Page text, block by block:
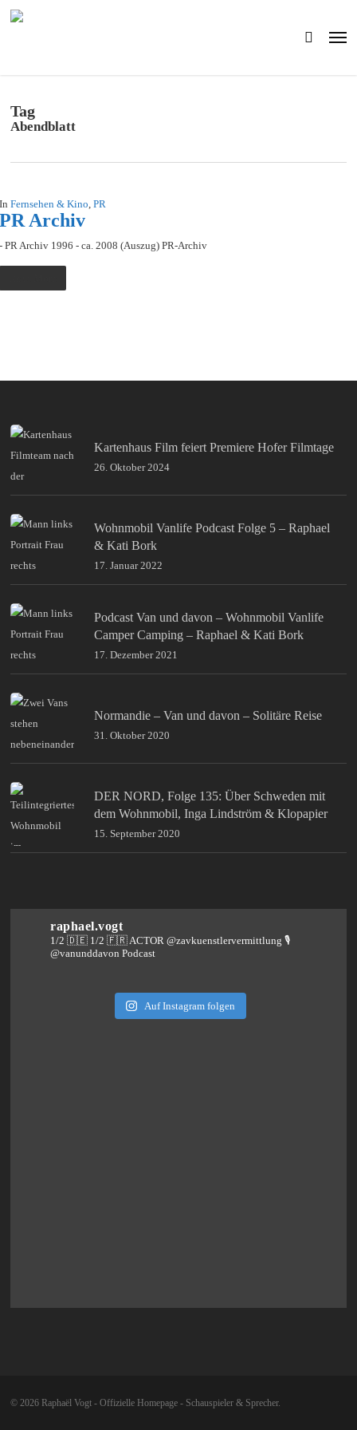
search
Tag
Abendblatt
Fernsehen & Kino, PR
Archiv
PR Archiv 1996 - ca. 2008 (Auszug) PR-Archiv
Kartenhaus Film feiert Premiere Hofer Filmtage
26. Oktober 2024
Wohnmobil Vanlife Podcast Folge 5 – Raphael
& Kati Bork
17. Januar 2022
Podcast Van und davon – Wohnmobil Vanlife
Camper Camping – Raphael & Kati Bork
17. Dezember 2021
Normandie – Van und davon – Solitäre Reise
31. Oktober 2020
DER NORD, Folge 135: Über Schweden mit
dem Wohnmobil, Inga Lindström & Klopapier
15. September 2020
raphael.vogt
1/2 🇩🇪 1/2 🇫🇷 ACTOR @zavkuenstlervermittlung🎙️
@vanunddavon Podcast
Auf Instagram folgen
© 2026 Raphaël Vogt - Offizielle Homepage - Schauspieler & Sprecher.